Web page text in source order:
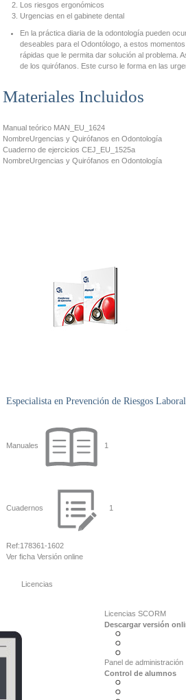
Los riesgos ergonómicos
Urgencias en el gabinete dental
En la práctica diaria de la odontología pueden
deseables para el Odontólogo, a estos
rápidas que le permita dar solución al problema.
de los quirófanos. Este curso le forma en las
Materiales Incluidos
Manual teórico MAN_EU_1624
NombreUrgencias y Quirófanos en Odontología
Cuaderno de ejercicios CEJ_EU_1525a
NombreUrgencias y Quirófanos en Odontología
Especialista en Prevención de Riesgos
Manuales 1
Cuadernos 1
Ref:178361-1602
Ver ficha Versión online
Licencias
Licencias SCORM
Descargar versión
Panel de administración
Control de alumnos